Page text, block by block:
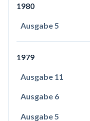
1980
Ausgabe 5
1979
Ausgabe 11
Ausgabe 6
Ausgabe 5